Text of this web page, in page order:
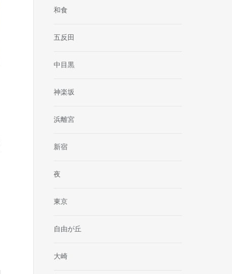
和食
五反田
中目黒
神楽坂
浜離宮
新宿
夜
東京
自由が丘
大崎